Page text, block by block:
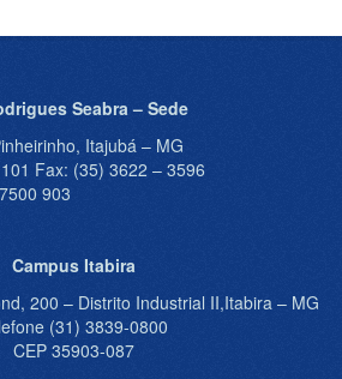
Seabra – Sede
Itajubá – MG
Fax: (35) 3622 – 3596
903
Campus Itabira
200 – Distrito Industrial II,Itabira – MG
(31) 3839-0800
CEP 35903-087